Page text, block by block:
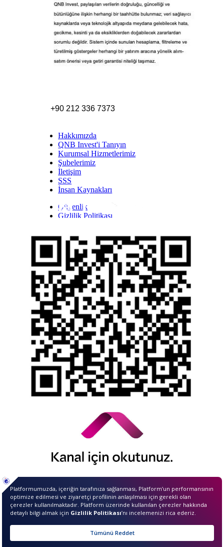
+90 212 336 7373
Hakkımızda
QNB Invest'i Tanıyın
Kurumsal Hizmetlerimiz
Şubelerimiz
İletişim
SSS
İnsan Kaynakları
Güvenlik
Gizlilik Politikası
Yasal Duyurular
Bilgi Toplumu Hizmetleri
Kişisel Verilerin Korunması
YTM - Zamanaşımına Uğrayacak Emanet ve
Alacaklar
Kamuyu Aydınlatma Esaslarına İlişkin Duyuru
TwittLinkYoutWhatsapp
QNBiştirakidir.
Merhaba ben InvestIQ. Size
nasıl yardımcı olabilirim?